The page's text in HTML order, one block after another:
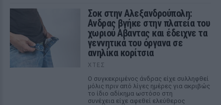
Σοκ στην Αλεξανδρούπολη:
Ανδρας βγήκε στην πλατεία του
χωριού Αβαντας και έδειχνε τα
γεννητικά του όργανα σε
ανηλίκα κορίτσια
ΧΤΕΣ
Ο συγκεκριμένος άνδρας είχε συλληφθεί
μόλις πριν από λίγες ημέρες για ακριβώς
το ίδιο αδίκημα ωστόσο στη
συνέχεια είχε αφεθεί ελεύθερος